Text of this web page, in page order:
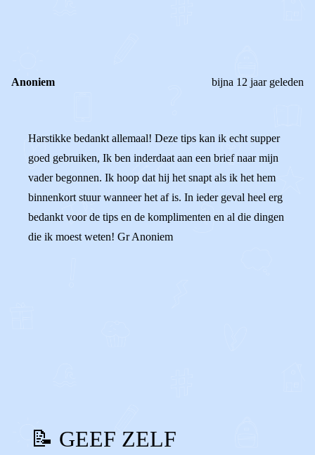
Anoniem bijna 12 jaar geleden
Harstikke bedankt allemaal! Deze tips kan ik echt supper
goed gebruiken, Ik ben inderdaat aan een brief naar mijn
vader begonnen. Ik hoop dat hij het snapt als ik het hem
binnenkort stuur wanneer het af is. In ieder geval heel erg
bedankt voor de tips en de komplimenten en al die dingen
die ik moest weten! Gr Anoniem
📝 GEEF ZELF